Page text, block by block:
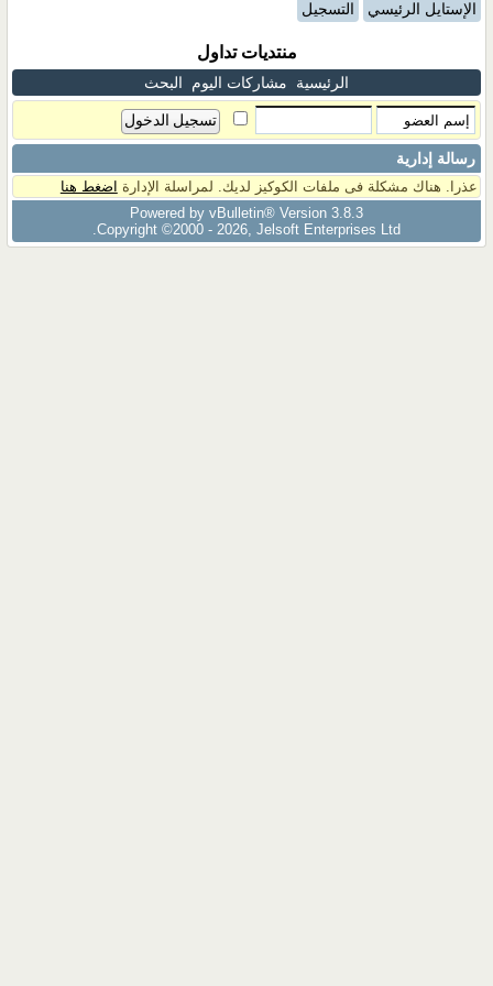
الإستايل الرئيسي التسجيل
منتديات تداول
الرئيسية مشاركات اليوم البحث
رسالة إدارية
عذرا. هناك مشكلة فى ملفات الكوكيز لديك. لمراسلة الإدارة اضغط هنا
Powered by vBulletin® Version 3.8.3
Copyright ©2000 - 2026, Jelsoft Enterprises Ltd.